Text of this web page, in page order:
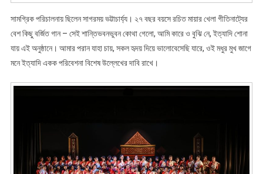
সামগ্রিক পরিচালনায় ছিলেন সাগরময় ভট্টাচার্য্য। ২৭ বছর বয়সে রচিত মায়ার খেলা গীতিনাট্যের
বেশ কিছু বর্জিত গান – সেই শান্তিভবনভুবন কোথা গেলো, আমি কারে ও বুঝি নে, ইত্যাদি শোনা
যায় এই অনুষ্ঠানে। আমার পরান যাহা চায়, সকল হৃদয় দিয়ে ভালোবেসেছি যারে, ওই মধুর মুখ জাগে
মনে ইত্যাদি একক পরিবেশনা বিশেষ উল্লেখের দাবি রাখে।